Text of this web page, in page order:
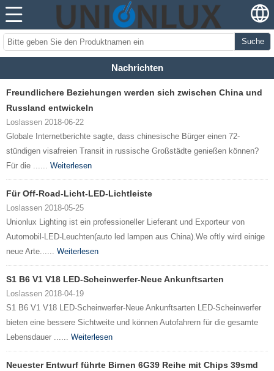
Suche
Nachrichten
Freundlichere Beziehungen werden sich zwischen China und
Russland entwickeln
Loslassen 2018-06-22
Globale Internetberichte sagte, dass chinesische Bürger einen 72-
stündigen visafreien Transit in russische Großstädte genießen können?
Für die ...... Weiterlesen
Für Off-Road-Licht-LED-Lichtleiste
Loslassen 2018-05-25
Unionlux Lighting ist ein professioneller Lieferant und Exporteur von
Automobil-LED-Leuchten(auto led lampen aus China).We oftly wird einige
neue Arte...... Weiterlesen
S1 B6 V1 V18 LED-Scheinwerfer-Neue Ankunftsarten
Loslassen 2018-04-19
S1 B6 V1 V18 LED-Scheinwerfer-Neue Ankunftsarten LED-Scheinwerfer
bieten eine bessere Sichtweite und können Autofahrern für die gesamte
Lebensdauer ...... Weiterlesen
Neuester Entwurf führte Birnen 6G39 Reihe mit Chips 39smd